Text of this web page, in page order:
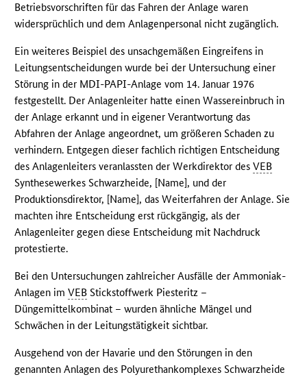
Betriebsvorschriften für das Fahren der Anlage waren
widersprüchlich und dem Anlagenpersonal nicht zugänglich.
Ein weiteres Beispiel des unsachgemäßen Eingreifens in
Leitungsentscheidungen wurde bei der Untersuchung einer
Störung in der MDI-PAPI-Anlage vom 14. Januar 1976
festgestellt. Der Anlagenleiter hatte einen Wassereinbruch in
der Anlage erkannt und in eigener Verantwortung das
Abfahren der Anlage angeordnet, um größeren Schaden zu
verhindern. Entgegen dieser fachlich richtigen Entscheidung
des Anlagenleiters veranlassten der Werkdirektor desVEB
Synthesewerkes Schwarzheide, [Name], und der
Produktionsdirektor, [Name], das Weiterfahren der Anlage. Sie
machten ihre Entscheidung erst rückgängig, als der
Anlagenleiter gegen diese Entscheidung mit Nachdruck
protestierte.
Bei den Untersuchungen zahlreicher Ausfälle der Ammoniak-
Anlagen imVEB Stickstoffwerk Piesteritz –
Düngemittelkombinat – wurden ähnliche Mängel und
Schwächen in der Leitungstätigkeit sichtbar.
Ausgehend von der Havarie und den Störungen in den
genannten Anlagen des Polyurethankomplexes Schwarzheide